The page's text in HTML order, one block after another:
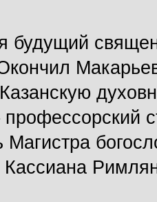
будущий
Магистра